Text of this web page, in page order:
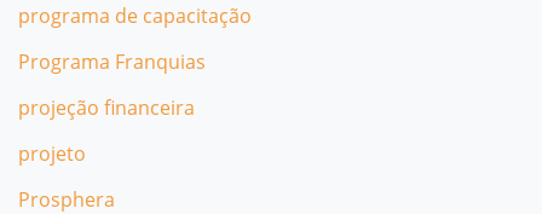
programa de capacitação
Programa Franquias
projeção financeira
projeto
Prosphera